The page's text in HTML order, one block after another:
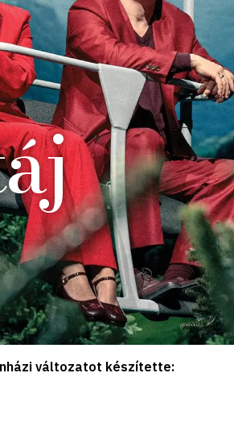
változatot készítette: